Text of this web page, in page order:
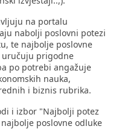
na portalu
nabolji poslovni potezi
te najbolje poslovne
uručuju prigodne
po potrebi angažuje
nauka,
i biznis rubrika.
i izbor "Najbolji potez
poslovne odluke